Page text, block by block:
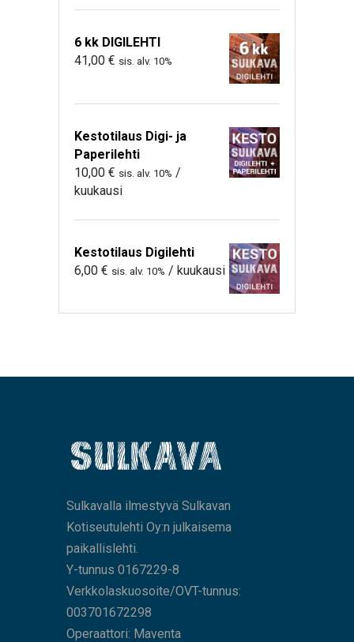
6 kk DIGILEHTI
41,00 € sis. alv. 10%
Kestotilaus Digi- ja
Paperilehti
10,00 € sis. alv. 10% /
kuukausi
Kestotilaus Digilehti
6,00 € sis. alv. 10% / kuukausi
Sulkavalla ilmestyvä Sulkavan
Kotiseutulehti Oy:n julkaisema
paikallislehti.
Y-tunnus 0167229-8
Verkkolaskuosoite/OVT-tunnus:
003701672298
Operaattori: Maventa